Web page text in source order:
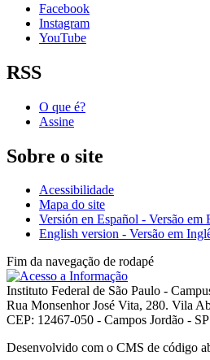
Facebook
Instagram
YouTube
RSS
O que é?
Assine
Sobre o site
Acessibilidade
Mapa do site
Versión en Español - Versão em
English version - Versão em
Fim da navegação de rodapé
Instituto Federal de São Paulo -
Rua Monsenhor José Vita, 280. Vila
CEP: 12467-050 - Campos Jordão - SP
Desenvolvido com o CMS de código